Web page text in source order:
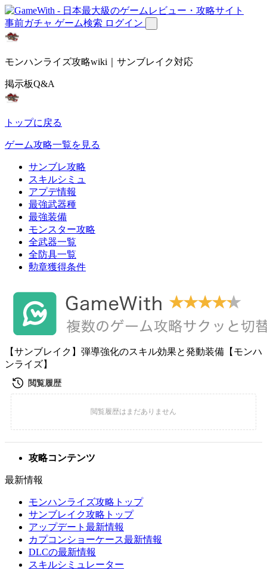
事前ガチャ ゲーム検索 ログイン
モンハンライズ攻略wiki｜サンブレイク対応
掲示板Q&A
トップに戻る
ゲーム攻略一覧を見る
サンブレ攻略
スキルシミュ
アプデ情報
最強武器種
最強装備
モンスター攻略
全武器一覧
全防具一覧
勲章獲得条件
【サンブレイク】弾導強化のスキル効果と発動装備【モンハ
ンライズ】
攻略コンテンツ
最新情報
モンハンライズ攻略トップ
サンブレイク攻略トップ
アップデート最新情報
カプコンショーケース最新情報
DLCの最新情報
スキルシミュレーター